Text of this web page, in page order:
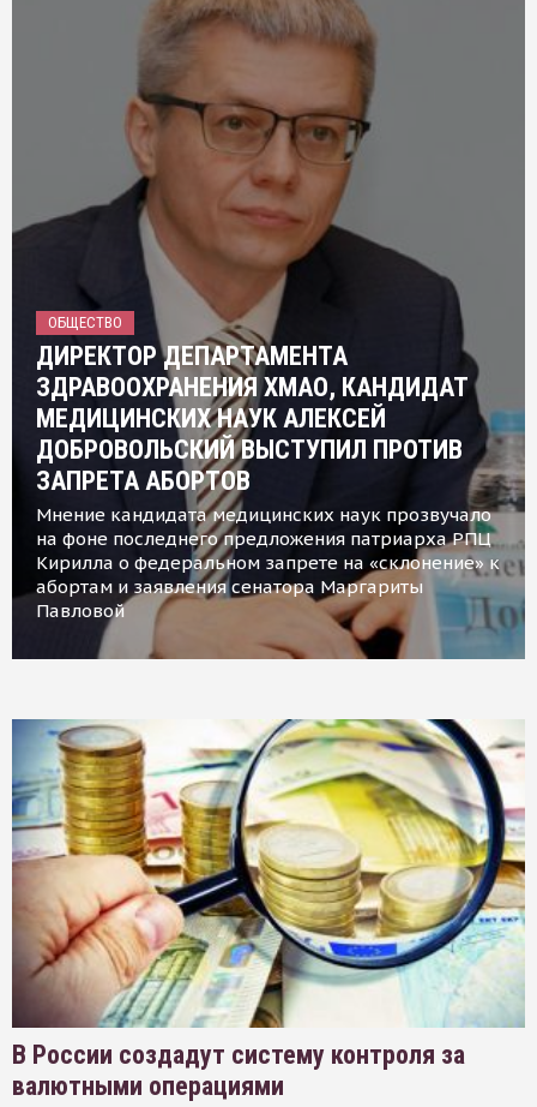
ОБЩЕСТВО
ДИРЕКТОР ДЕПАРТАМЕНТА
ЗДРАВООХРАНЕНИЯ ХМАО, КАНДИДАТ
МЕДИЦИНСКИХ НАУК АЛЕКСЕЙ
ДОБРОВОЛЬСКИЙ ВЫСТУПИЛ ПРОТИВ
ЗАПРЕТА АБОРТОВ
Мнение кандидата медицинских наук прозвучало
на фоне последнего предложения патриарха РПЦ
Кирилла о федеральном запрете на «склонение» к
абортам и заявления сенатора Маргариты
Павловой
В России создадут систему контроля за
валютными операциями